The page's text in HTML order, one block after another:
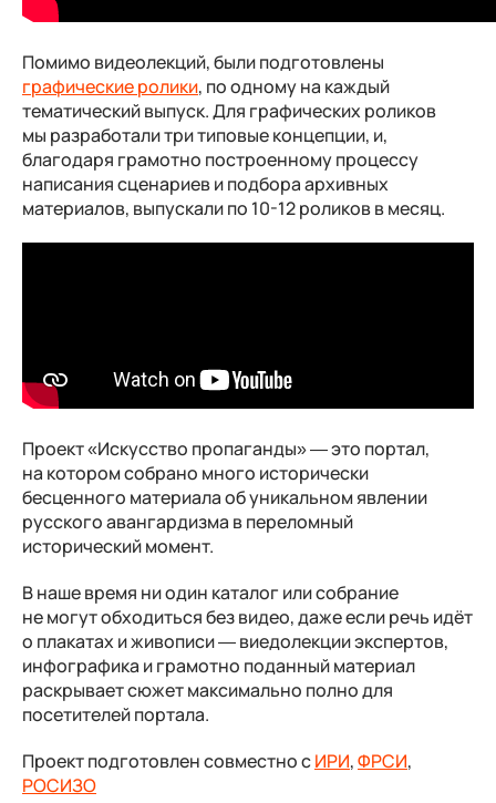
Помимо видеолекций, были подготовлены
графические ролики, по одному на каждый
тематический выпуск. Для графических роликов
мы разработали три типовые концепции, и,
благодаря грамотно построенному процессу
написания сценариев и подбора архивных
материалов, выпускали по 10-12 роликов в месяц.
Проект «Искусство пропаганды» — это портал,
на котором собрано много исторически
бесценного материала об уникальном явлении
русского авангардизма в переломный
исторический момент.
В наше время ни один каталог или собрание
не могут обходиться без видео, даже если речь идёт
о плакатах и живописи — виедолекции экспертов,
инфографика и грамотно поданный материал
раскрывает сюжет максимально полно для
посетителей портала.
Проект подготовлен совместно сИРИ,ФРСИ,
РОСИЗО